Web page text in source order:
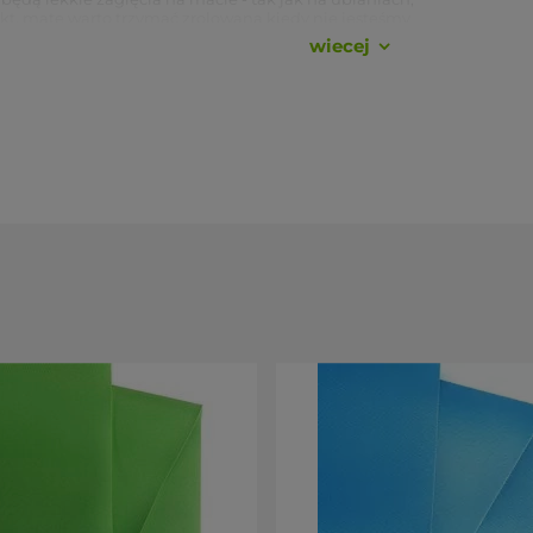
wykonane z kauczuku, możliwa jest obecność
aby osoby uczulone na lateks unikały kontaktu z
wiecej